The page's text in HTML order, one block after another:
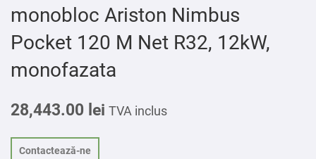
monobloc Ariston Nimbus
Pocket 120 M Net R32, 12kW,
monofazata
28,443.00 lei TVA inclus
Contactează-ne